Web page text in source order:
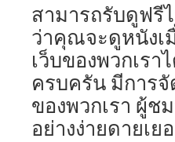
สามารถรับดูฟรี
ว่าคุณจะดูหนังเ
เว็บของพวกเร
ครบครัน มีการ
ของพวกเรา ผู้
อย่างง่ายดายเย